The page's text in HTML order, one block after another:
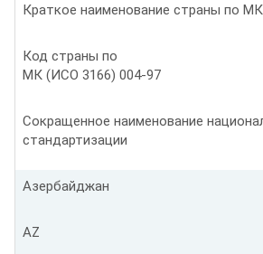
Краткое наименование страны по
Код страны по
МК (ИСО 3166) 004-97
Сокращенное наименование
стандартизации
Азербайджан
AZ